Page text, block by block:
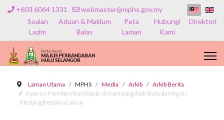
+603 6064 1331
webmaster@mphs.gov.my
Soalan
Lazim
Aduan & Maklum
Balas
Peta
Laman
Hubungi
Kami
Direktori
Laman Utama MPHS Media Arkib
Arkib Berita
Operasi Pembersihan Banjir di Kampung Alah Batu dan Kg Sri
Kledang Berjalan Lancar